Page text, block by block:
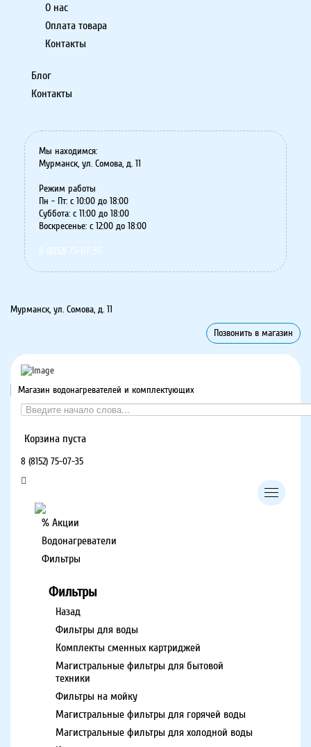
О нас
Оплата товара
Контакты
Блог
Контакты
Мы находимся:
Мурманск, ул. Сомова, д. 11
Режим работы
Пн - Пт: с 10:00 до 18:00
Суббота: с 11:00 до 18:00
Воскресенье: с 12:00 до 18:00
8 (8152) 75-07-35
Мурманск, ул. Сомова, д. 11
Позвонить в магазин
Магазин водонагревателей и комплектующих
Корзина пуста
8 (8152) 75-07-35
% Акции
Водонагреватели
Фильтры
Фильтры
Назад
Фильтры для воды
Комплекты сменных картриджей
Магистральные фильтры для бытовой
техники
Фильтры на мойку
Магистральные фильтры для горячей воды
Магистральные фильтры для холодной воды